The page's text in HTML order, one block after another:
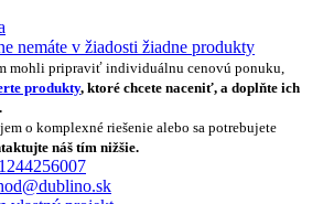
nemáte v žiadosti žiadne produkty
mohli pripraviť individuálnu cenovú ponuku,
produkty, ktoré chcete naceniť, a doplňte ich
o komplexné riešenie alebo sa potrebujete
náš tím nižšie.